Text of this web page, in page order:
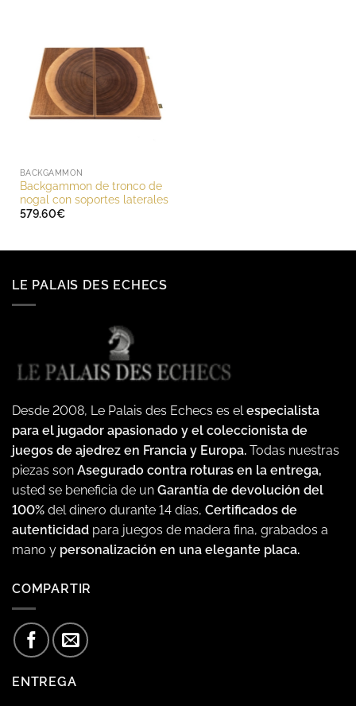
BACKGAMMON
Backgammon de tronco de
nogal con soportes laterales
579.60€
LE PALAIS DES ECHECS
Desde 2008, Le Palais des Echecs es elespecialista
para el jugador apasionado y el coleccionista de
juegos de ajedrez en Francia y Europa. Todas nuestras
piezas son Asegurado contra roturas en la entrega,
usted se beneficia de un Garantía de devolución del
100% del dinero durante 14 días, Certificados de
autenticidad para juegos de madera fina, grabados a
mano y personalización en una elegante placa.
COMPARTIR
ENTREGA